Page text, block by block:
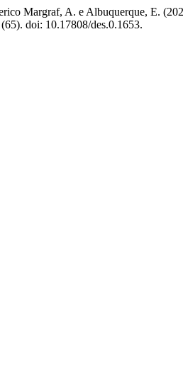
Margraf, A. e Albuquerque, E.
(65). doi: 10.17808/des.0.1653.